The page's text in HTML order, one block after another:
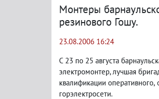
Монтеры
резинового Гошу.
23.08.2006 16:24
С 23 по 25 августа
электромонтер, лучшая
квалификации оперативного,
горэлектросети.